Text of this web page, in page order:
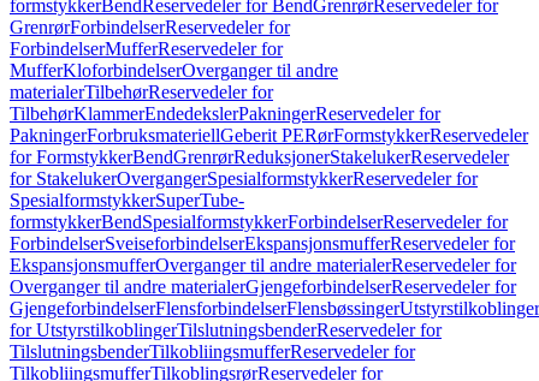
formstykkerBendReservedeler for BendGrenrørReservedeler for
GrenrørForbindelserReservedeler for
ForbindelserMufferReservedeler for
MufferKloforbindelserOverganger til andre
materialerTilbehørReservedeler for
TilbehørKlammerEndedekslerPakningerReservedeler for
PakningerForbruksmateriellGeberit PERørFormstykkerReservedeler
for FormstykkerBendGrenrørReduksjonerStakelukerReservedeler
for StakelukerOvergangerSpesialformstykkerReservedeler for
SpesialformstykkerSuperTube-
formstykkerBendSpesialformstykkerForbindelserReservedeler for
ForbindelserSveiseforbindelserEkspansjonsmufferReservedeler for
EkspansjonsmufferOverganger til andre materialerReservedeler for
Overganger til andre materialerGjengeforbindelserReservedeler for
GjengeforbindelserFlensforbindelserFlensbøssingerUtstyrstilkoblinger
for UtstyrstilkoblingerTilslutningsbenderReservedeler for
TilslutningsbenderTilkobliingsmufferReservedeler for
TilkobliingsmufferTilkoblingsrørReservedeler for